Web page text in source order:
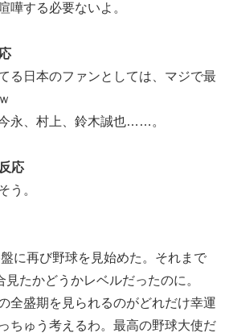
嘩する必要ないよ。
る日本のファンとしては、マジで最
永、村上、鈴木誠也……。
応
う。
に再び野球を見始めた。それまで
たかどうかレベルだったのに。
全盛期を見られるのがどれだけ幸運
ちゅう考えるわ。最高の野球大使だ